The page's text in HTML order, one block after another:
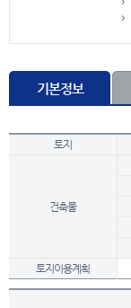
기본정보
토지
건축물
토지이용계획